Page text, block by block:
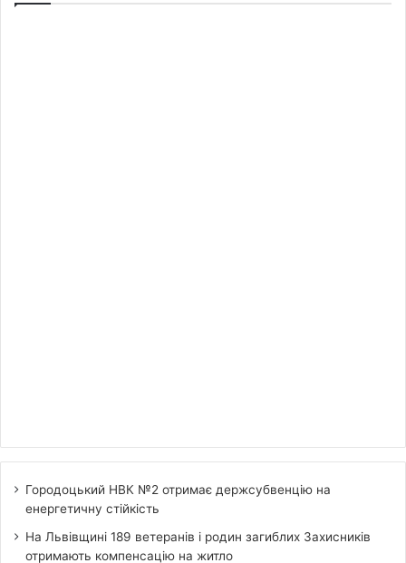
Городоцький НВК №2 отримає держсубвенцію на
енергетичну стійкість
На Львівщині 189 ветеранів і родин загиблих Захисників
отримають компенсацію на житло